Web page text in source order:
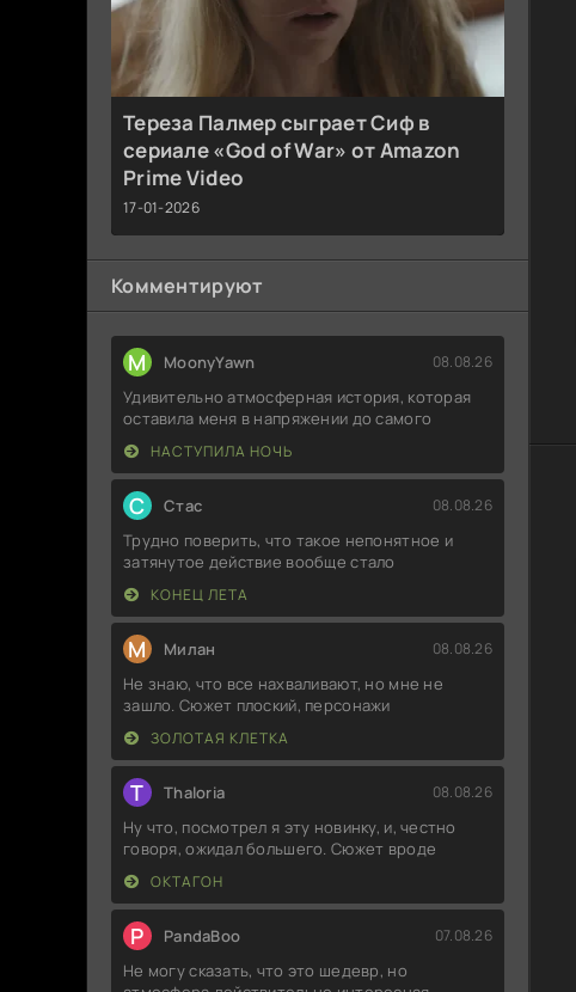
Тереза Палмер сыграет Сиф в
сериале «God of War» от Amazon
Prime Video
17-01-2026
Комментируют
M MoonyYawn 08.08.26
Удивительно атмосферная история, которая
оставила меня в напряжении до самого
НАСТУПИЛА НОЧЬ
С Стас 08.08.26
Трудно поверить, что такое непонятное и
затянутое действие вообще стало
КОНЕЦ ЛЕТА
М Милан 08.08.26
Не знаю, что все нахваливают, но мне не
зашло. Сюжет плоский, персонажи
ЗОЛОТАЯ КЛЕТКА
T Thaloria 08.08.26
Ну что, посмотрел я эту новинку, и, честно
говоря, ожидал большего. Сюжет вроде
ОКТАГОН
P PandaBoo 07.08.26
Не могу сказать, что это шедевр, но